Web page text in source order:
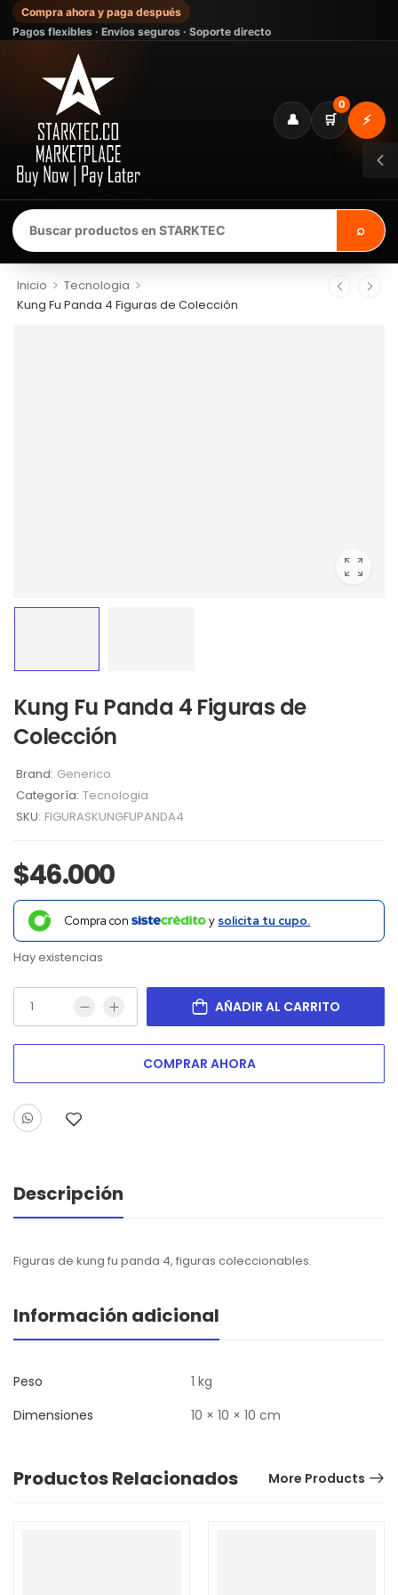
Compra ahora y paga después
Pagos flexibles · Envíos seguros · Soporte directo
👤 🛒
0
⚡
⌕
Inicio > Tecnologia >
Kung Fu Panda 4 Figuras de Colección
Kung Fu Panda 4 Figuras de
Colección
Brand: Generico
Categoría: Tecnologia
SKU: FIGURASKUNGFUPANDA4
$46.000
Compra con y solicita tu cupo.
Hay existencias
AÑADIR AL CARRITO
COMPRAR AHORA
Descripción
Figuras de kung fu panda 4, figuras coleccionables.
Información adicional
Peso
1 kg
Dimensiones
10 × 10 × 10 cm
Productos Relacionados More Products